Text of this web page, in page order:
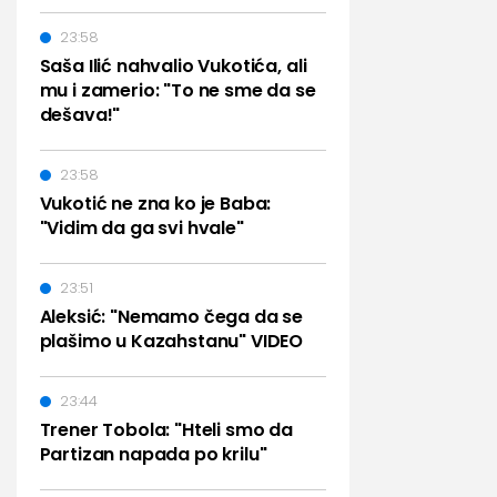
Saša Ilić nahvalio Vukotića, ali
mu i zamerio: "To ne sme da se
dešava!"
23:58
Vukotić ne zna ko je Baba:
"Vidim da ga svi hvale"
23:58
Aleksić: "Nemamo čega da se
plašimo u Kazahstanu" VIDEO
23:51
Trener Tobola: "Hteli smo da
Partizan napada po krilu"
23:44